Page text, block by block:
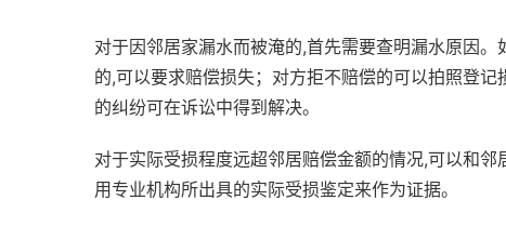
对于因邻居家漏水而被淹的,首先需要查明漏水原因
的,可以要求赔偿损失；对方拒不赔偿的可以拍照登
的纠纷可在诉讼中得到解决。
对于实际受损程度远超邻居赔偿金额的情况,可以和
用专业机构所出具的实际受损鉴定来作为证据。